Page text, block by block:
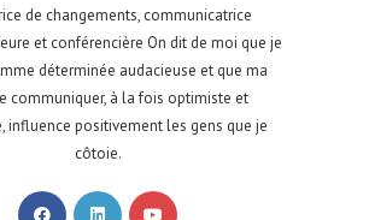
de changements, communicatrice
et conférencière On dit de moi que je
déterminée audacieuse et que ma
communiquer, à la fois optimiste et
influence positivement les gens que je
côtoie.